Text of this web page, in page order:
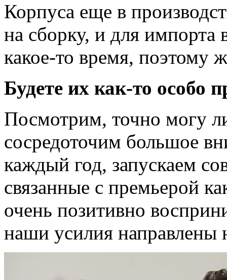
Корпуса еще в
на сборку, и для импорта
какое-то время, поэтому
Будете их как-то особо
Посмотрим, точно могу
сосредоточим большое
каждый год, запускаем
связанные с премьерой
очень позитивно
наши усилия направлены